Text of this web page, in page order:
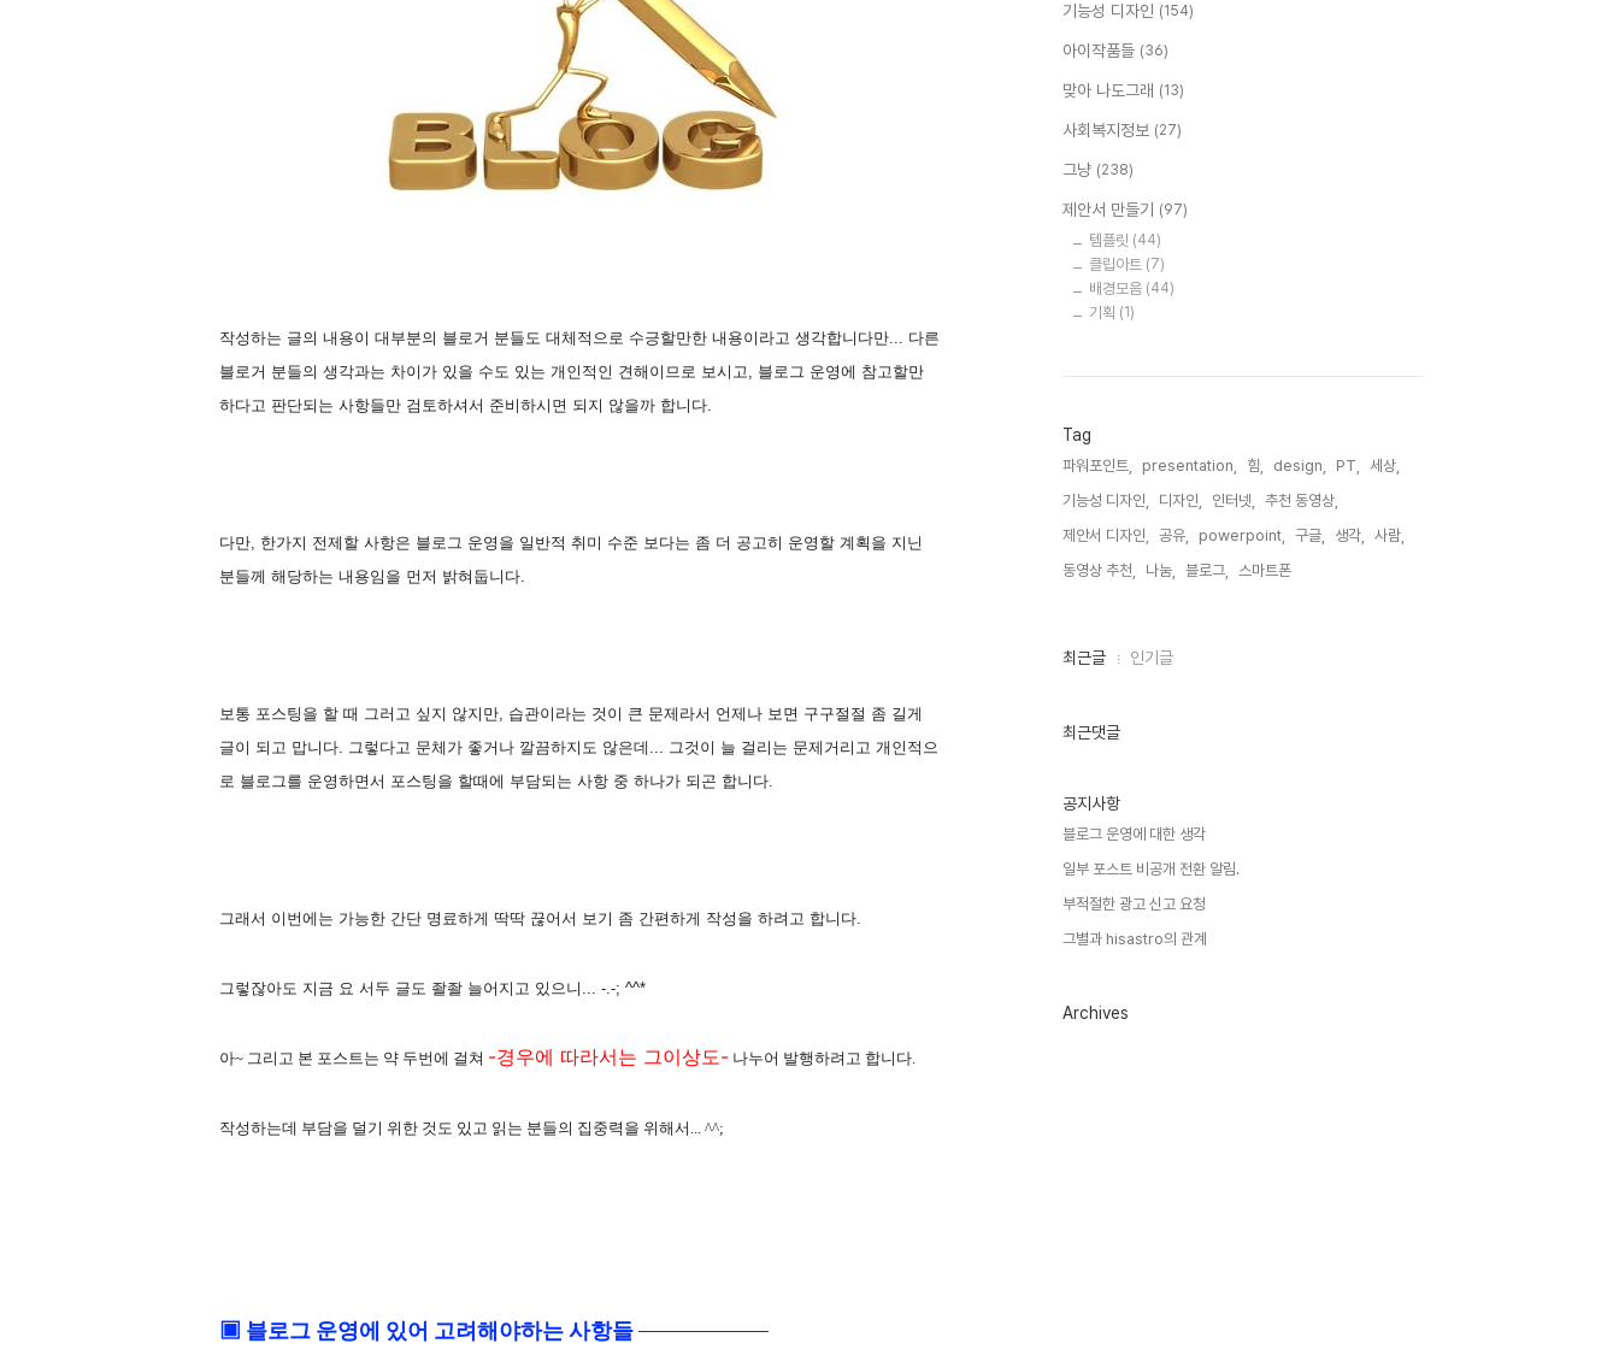
작성하는 글의 내용이 대부분의 블로거 분들도 대체적으로 수긍할만한 내용이라고 생각합니다만... 다른
블로거 분들의 생각과는 차이가 있을 수도 있는 개인적인 견해이므로 보시고, 블로그 운영에 참고할만
하다고 판단되는 사항들만 검토하셔서 준비하시면 되지 않을까 합니다.
다만, 한가지 전제할 사항은 블로그 운영을 일반적 취미 수준 보다는 좀 더 공고히 운영할 계획을 지닌
분들께 해당하는 내용임을 먼저 밝혀둡니다.
보통 포스팅을 할 때 그러고 싶지 않지만, 습관이라는 것이 큰 문제라서 언제나 보면 구구절절 좀 길게
글이 되고 맙니다. 그렇다고 문체가 좋거나 깔끔하지도 않은데... 그것이 늘 걸리는 문제거리고 개인적으
로 블로그를 운영하면서 포스팅을 할때에 부담되는 사항 중 하나가 되곤 합니다.
그래서 이번에는 가능한 간단 명료하게 딱딱 끊어서 보기 좀 간편하게 작성을 하려고 합니다.
그렇잖아도 지금 요 서두 글도 좔좔 늘어지고 있으니... -.-; ^^*
아~ 그리고 본 포스트는 약 두번에 걸쳐 -경우에 따라서는 그이상도- 나누어 발행하려고 합니다.
작성하는데 부담을 덜기 위한 것도 있고 읽는 분들의 집중력을 위해서... ^^;
▣ 블로그 운영에 있어 고려해야하는 사항들
기능성 디자인 (154)
아이작품들 (36)
맞아 나도그래 (13)
사회복지정보 (27)
그냥 (238)
제안서 만들기 (97)
템플릿 (44)
클립아트 (7)
배경모음 (44)
기획 (1)
Tag
파워포인트, presentation, 힘, design, PT,
세상,
기능성 디자인,
디자인, 인터넷,
추천 동영상,
제안서 디자인,
공유, powerpoint, 구글, 생각,
사람,
동영상 추천,
나눔, 블로그, 스마트폰,
최
인
최근글 인기글
최근댓글
공지사항
블로그 운영에 대한 생각
일부 포스트 비공개 전환 알림.
부적절한 광고 신고 요청
그별과 hisastro의 관계
Archives